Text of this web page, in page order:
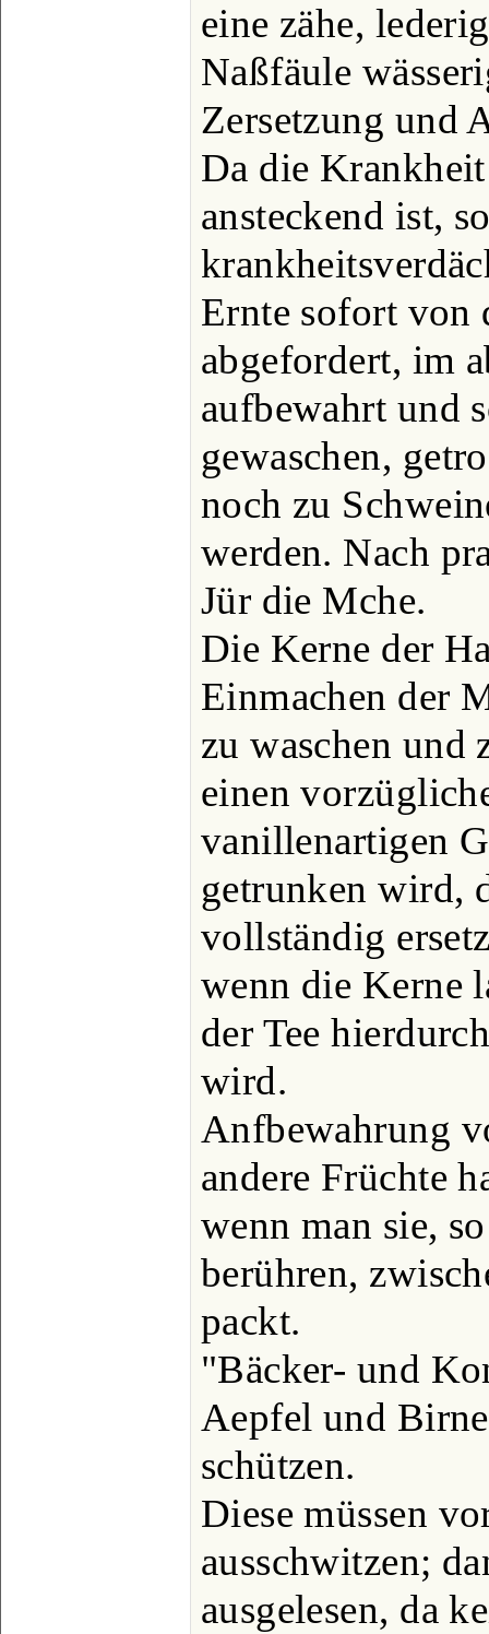
eine zähe,
Naßfäule
Zersetzung und
Da die
ansteckend ist,
Ernte sofort von
abgefordert, im
aufbewahrt und
gewaschen,
noch zu
werden. Nach
Jür die Mche.
Die Kerne der
Einmachen der
zu waschen und
einen
vanillenartigen
getrunken wird,
vollständig
wenn die Kerne
der Tee
wird.
Anfbewahrung
andere Früchte
wenn man sie,
berühren,
packt.
"Bäcker- und
Aepfel und
schützen.
Diese müssen
ausschwitzen;
ausgelesen, da